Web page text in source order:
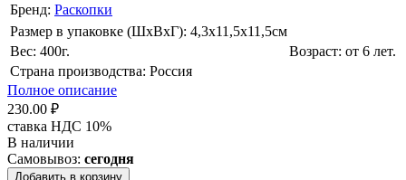
Бренд: Раскопки
Размер в упаковке (ШхВxГ): 4,3х11,5х11,5cм
Вес: 400г.
Возраст: от 6 лет.
Страна производства: Россия
Полное описание
230.00 ₽
ставка НДС 10%
В наличии
Самовывоз: сегодня
Добавить в корзину